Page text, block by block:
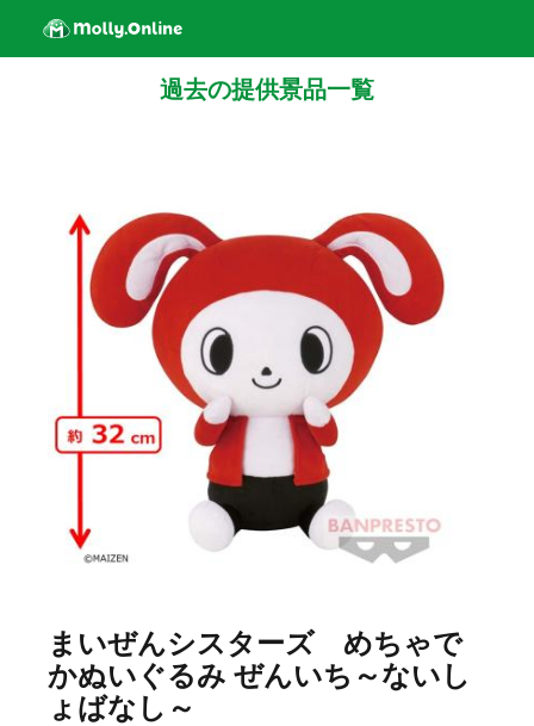
過去の提供景品一覧
まいぜんシスターズ めちゃで
かぬいぐるみ ぜんいち～ないし
ょばなし～